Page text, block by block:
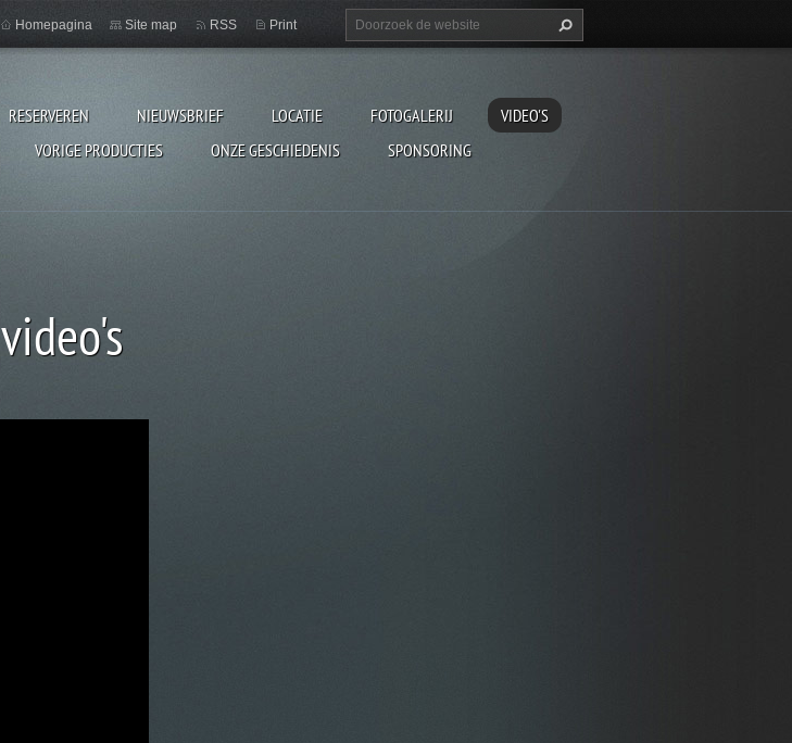
RESERVEREN NIEUWSBRIEF LOCATIE FOTOGALERIJ
VIDEO'S
VORIGE PRODUCTIES ONZE GESCHIEDENIS SPONSORING
Homepagina Site map RSS Print
video's